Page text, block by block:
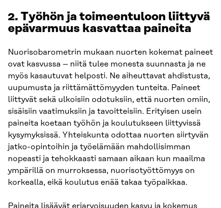
2. Työhön ja toimeentuloon liittyvä
epävarmuus kasvattaa paineita
Nuorisobarometrin mukaan nuorten kokemat paineet
ovat kasvussa – niitä tulee monesta suunnasta ja ne
myös kasautuvat helposti. Ne aiheuttavat ahdistusta,
uupumusta ja riittämättömyyden tunteita. Paineet
liittyvät sekä ulkoisiin odotuksiin, että nuorten omiin,
sisäisiin vaatimuksiin ja tavoitteisiin. Erityisen usein
paineita koetaan työhön ja koulutukseen liittyvissä
kysymyksissä. Yhteiskunta odottaa nuorten siirtyvän
jatko-opintoihin ja työelämään mahdollisimman
nopeasti ja tehokkaasti samaan aikaan kun maailma
ympärillä on murroksessa, nuorisotyöttömyys on
korkealla, eikä koulutus enää takaa työpaikkaa.
Paineita lisäävät eriarvoisuuden kasvu ja kokemus